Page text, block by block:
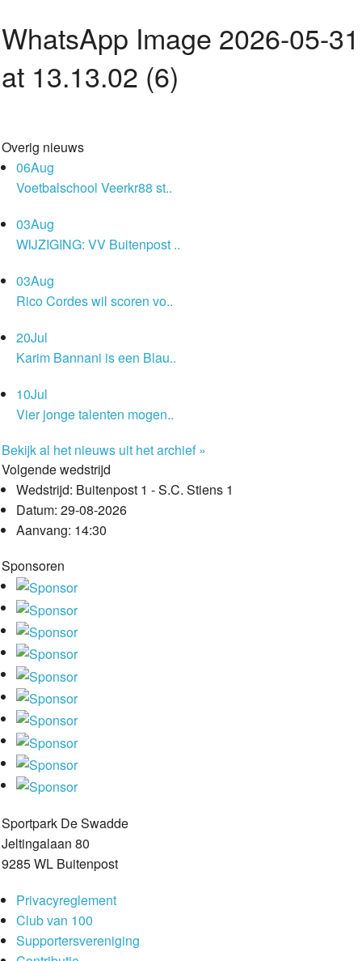
WhatsApp Image 2026-05-31
at 13.13.02 (6)
Overig nieuws
06Aug
Voetbalschool Veerkr88 st..
03Aug
WIJZIGING: VV Buitenpost ..
03Aug
Rico Cordes wil scoren vo..
20Jul
Karim Bannani is een Blau..
10Jul
Vier jonge talenten mogen..
Bekijk al het nieuws uit het archief »
Volgende wedstrijd
Wedstrijd: Buitenpost 1 - S.C. Stiens 1
Datum: 29-08-2026
Aanvang: 14:30
Sponsoren
Sportpark De Swadde
Jeltingalaan 80
9285 WL Buitenpost
Privacyreglement
Club van 100
Supportersvereniging